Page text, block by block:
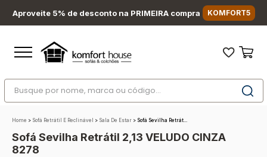
Aproveite 5% de desconto na PRIMEIRA compra KOMFORT5
Busque por nome, marca ou código...
Home > Sofá Retrátil E Reclinável > Sala De Estar > Sofá Sevilha Retrát...
Sofá Sevilha Retrátil 2,13 VELUDO CINZA
8278
2º
sofá